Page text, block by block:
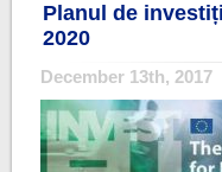
Planul de
2020
December 13th, 2017